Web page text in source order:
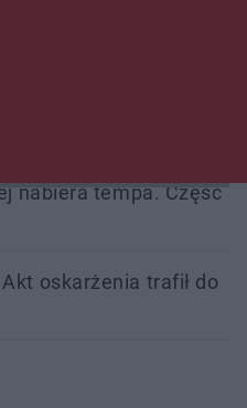
nabiera tempa. Część
oskarżenia trafił do